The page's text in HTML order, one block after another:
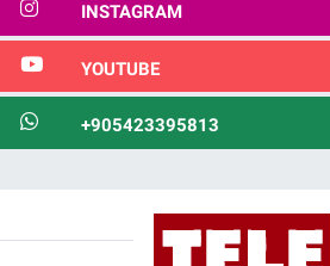
INSTAGRAM
YOUTUBE
+905423395813